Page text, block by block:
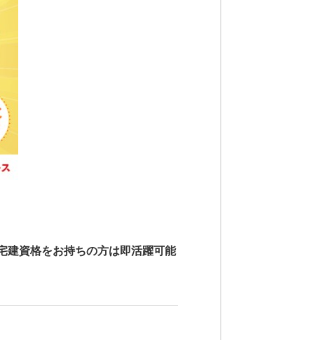
建資格をお持ちの方は即活躍可能